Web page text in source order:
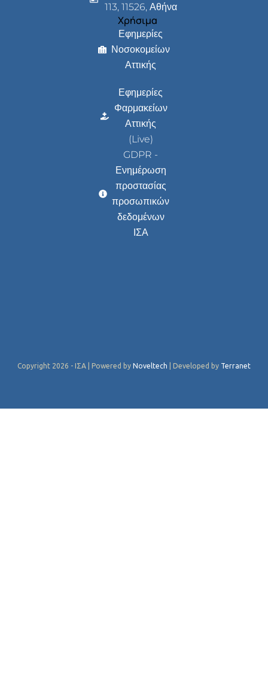
113, 11526, Αθήνα
Χρήσιμα
Εφημερίες
Νοσοκομείων
Αττικής
Εφημερίες
Φαρμακείων
Αττικής
(Live)
GDPR -
Ενημέρωση
προστασίας
προσωπικών
δεδομένων
ΙΣΑ
Copyright 2026 - ΙΣΑ | Powered by Noveltech | Developed by Terranet